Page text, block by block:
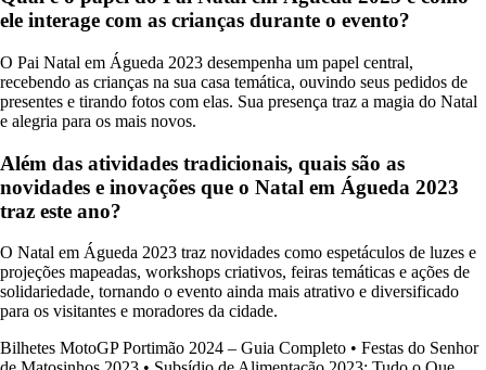
ele interage com as crianças durante o evento?
O Pai Natal em Águeda 2023 desempenha um papel central,
recebendo as crianças na sua casa temática, ouvindo seus pedidos de
presentes e tirando fotos com elas. Sua presença traz a magia do Natal
e alegria para os mais novos.
Além das atividades tradicionais, quais são as
novidades e inovações que o Natal em Águeda 2023
traz este ano?
O Natal em Águeda 2023 traz novidades como espetáculos de luzes e
projeções mapeadas, workshops criativos, feiras temáticas e ações de
solidariedade, tornando o evento ainda mais atrativo e diversificado
para os visitantes e moradores da cidade.
Bilhetes MotoGP Portimão 2024 – Guia Completo • Festas do Senhor